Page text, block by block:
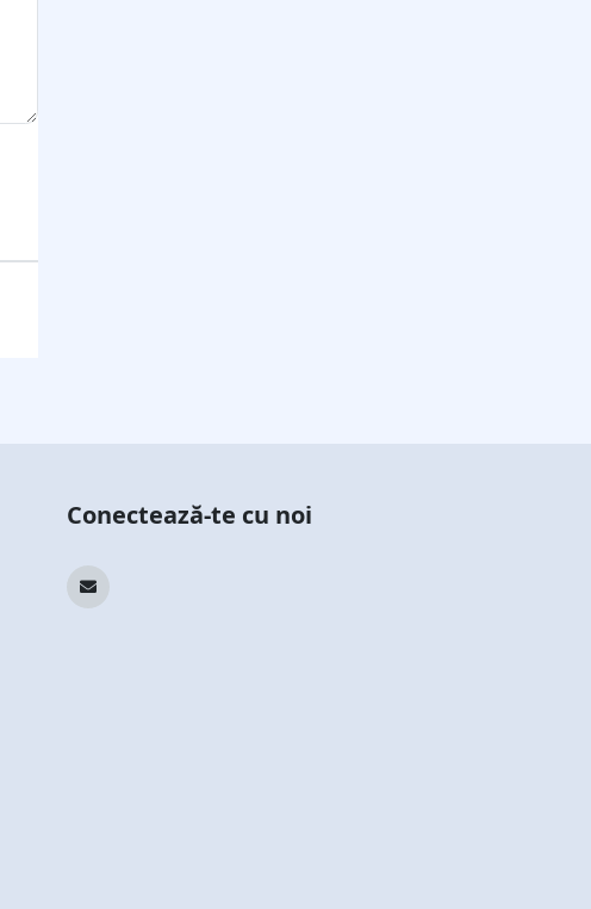
Conectează-te cu noi